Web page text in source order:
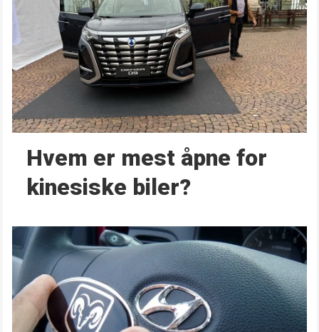
Hvem er mest åpne for
kinesiske biler?